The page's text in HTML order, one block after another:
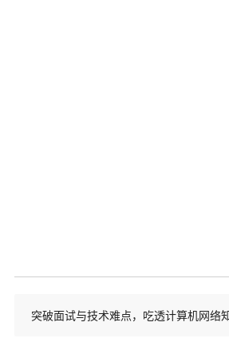
突破面试与技术难点，吃透计算机网络